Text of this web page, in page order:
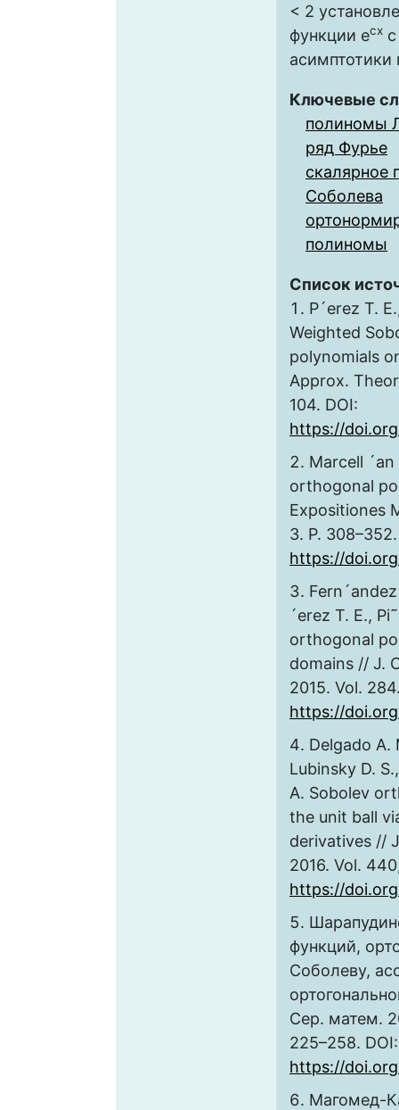
< 2
функции ecx
асимптотики
Ключевые
полиномы
ряд Фурье
скалярное
Соболева
полиномы
Список
P´erez T.
Weighted
polynomials
Approx.
104. DOI:
https://
Marcell ´an
orthogonal
Expositiones
3. P.
https://
´erez T. E.,
orthogonal
domains // J.
2015. Vol.
https://
Delgado A.
Lubinsky D.
A. Sobolev
the unit ball
derivatives //
2016. Vol.
https://
функций,
Соболеву,
Сер. матем.
225–258. DOI:
https://
Магомед-